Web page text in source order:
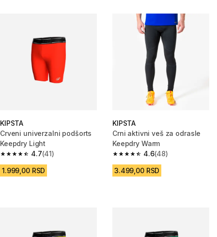
KIPSTA
Crveni univerzalni podšorts
Keepdry Light
4.7
4.7 od 5 zvezdica from 41 Recenzije
(41)
1.999,00 RSD
KIPSTA
Crni aktivni veš za odrasle
Keepdry Warm
4.6
4.6 od 5 zvezdica from 48
(48)
3.499,00 RSD